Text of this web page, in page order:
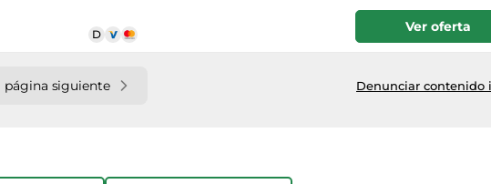
Ver oferta
página siguiente Denunciar contenido